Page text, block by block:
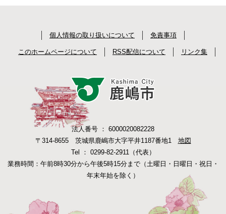
個人情報の取り扱いについて 免責事項
このホームページについて RSS配信について リンク集
法人番号 ： 6000020082228
〒314-8655 茨城県鹿嶋市大字平井1187番地1 地図
Tel ： 0299-82-2911（代表）
業務時間：午前8時30分から午後5時15分まで（土曜日・日曜日・祝日・
年末年始を除く）